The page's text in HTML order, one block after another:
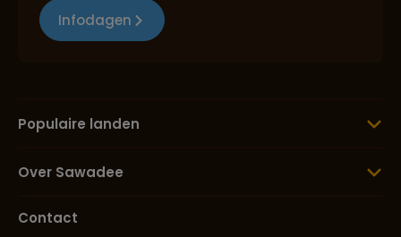
Infodagen
Populaire landen
Over Sawadee
Contact